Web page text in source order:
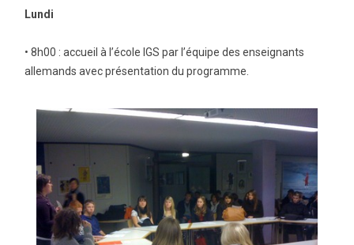
Lundi
• 8h00 : accueil à l’école IGS par l’équipe des enseignants
allemands avec présentation du programme.